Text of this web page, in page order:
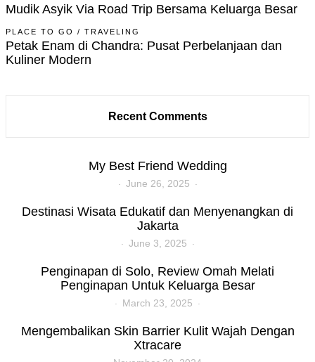
Mudik Asyik Via Road Trip Bersama Keluarga Besar
PLACE TO GO / TRAVELING
Petak Enam di Chandra: Pusat Perbelanjaan dan
Kuliner Modern
Recent Comments
My Best Friend Wedding
June 26, 2025
Destinasi Wisata Edukatif dan Menyenangkan di
Jakarta
June 3, 2025
Penginapan di Solo, Review Omah Melati
Penginapan Untuk Keluarga Besar
March 23, 2025
Mengembalikan Skin Barrier Kulit Wajah Dengan
Xtracare